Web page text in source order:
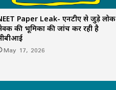
Paper Leak- एनटीए से जुड़े लोक
की भूमिका की जांच कर रही है
May 17, 2026